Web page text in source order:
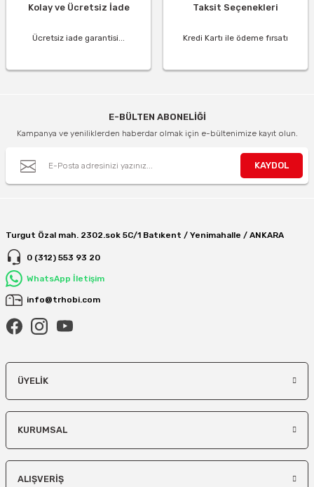
Kolay ve Ücretsiz İade
Ücretsiz iade garantisi...
Taksit Seçenekleri
Kredi Kartı ile ödeme fırsatı
E-BÜLTEN ABONELİĞİ
Kampanya ve yeniliklerden haberdar olmak için e-bültenimize kayıt olun.
KAYDOL
Turgut Özal mah. 2302.sok 5C/1 Batıkent / Yenimahalle / ANKARA
0 (312) 553 93 20
WhatsApp İletişim
info@trhobi.com
ÜYELIK
KURUMSAL
ALIŞVERIŞ